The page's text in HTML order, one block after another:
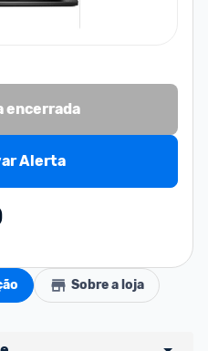
encerrada
Alerta
Sobre a loja